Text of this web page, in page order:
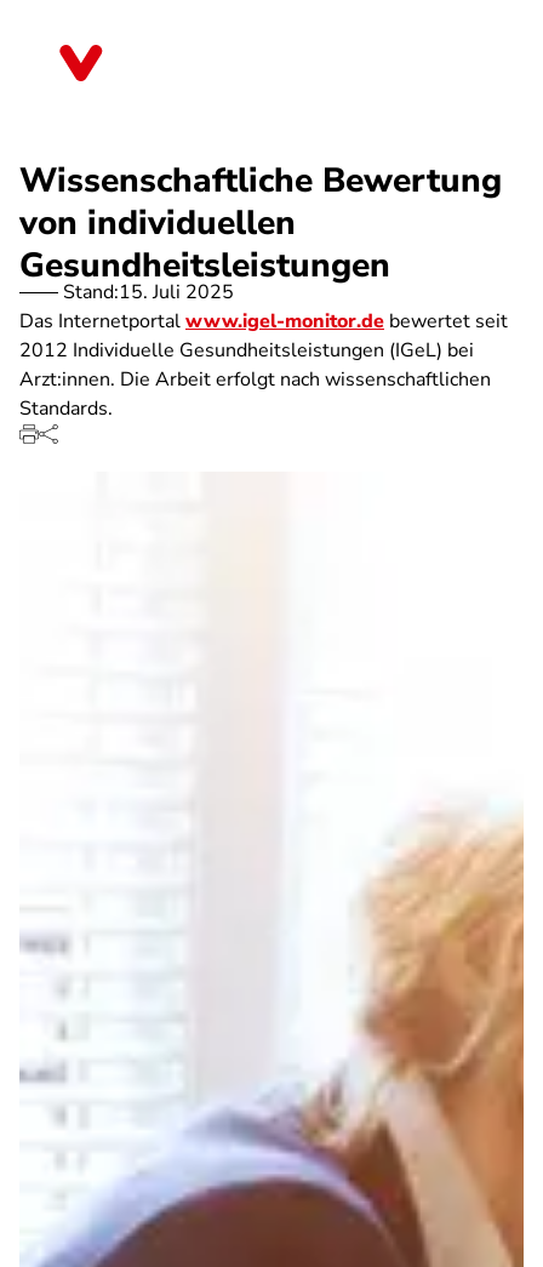
Wissenschaftliche Bewertung
von individuellen
Gesundheitsleistungen
Stand:15. Juli 2025
Das Internetportalwww.igel-monitor.de bewertet seit
2012 Individuelle Gesundheitsleistungen (IGeL) bei
Arzt:innen. Die Arbeit erfolgt nach wissenschaftlichen
Standards.